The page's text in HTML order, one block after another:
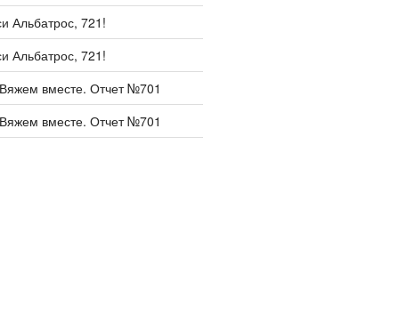
Альбатрос, 721!
Альбатрос, 721!
вместе. Отчет №701
вместе. Отчет №701